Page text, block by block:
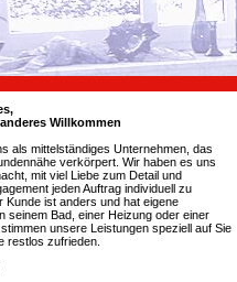
Willkommen
als mittelständiges Unternehmen, das
verkörpert. Wir haben es uns
mit viel Liebe zum Detail und
jeden Auftrag individuell zu
Kunde ist anders und hat eigene
seinem Bad, einer Heizung oder einer
unsere Leistungen speziell auf Sie
restlos zufrieden.